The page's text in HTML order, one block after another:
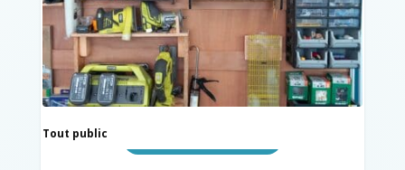
Tout public